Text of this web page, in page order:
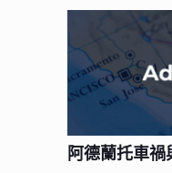
阿德蘭托車